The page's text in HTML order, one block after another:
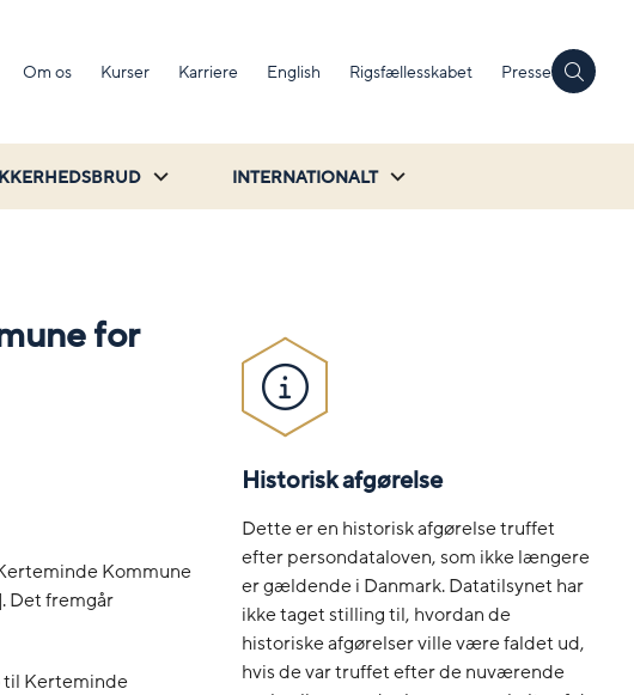
Om os Kurser Karriere English Rigsfællesskabet Presse
INTERNATIONALT
for
Kommune
Det fremgår
til Kerteminde
Historisk afgørelse
Dette er en historisk afgørelse truffet
efter persondataloven, som ikke længere
er gældende i Danmark. Datatilsynet har
ikke taget stilling til, hvordan de
historiske afgørelser ville være faldet ud,
hvis de var truffet efter de nuværende